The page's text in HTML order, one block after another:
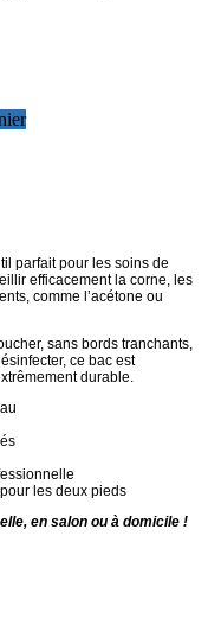
parfait pour les soins de
efficacement la corne, les
comme l’acétone ou
sans bords tranchants,
ce bac est
durable.
les deux pieds
en salon ou à domicile !